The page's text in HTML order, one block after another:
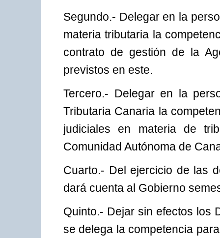
Segundo.- Delegar en la
materia tributaria la
contrato de gestión de la
previstos en este.
Tercero.- Delegar en la
Tributaria Canaria la
judiciales en materia de
Comunidad Autónoma de
Cuarto.- Del ejercicio de las
dará cuenta al Gobierno
Quinto.- Dejar sin efectos los
se delega la competencia